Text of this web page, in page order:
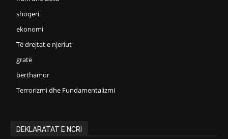
shoqëri
ekonomi
Të drejtat e njeriut
gratë
bërthamor
Terrorizmi dhe Fundamentalizmi
DEKLARATAT E NCRI